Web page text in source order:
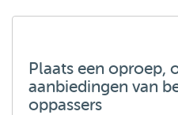
Plaats een oproep,
aanbiedingen van
oppassers